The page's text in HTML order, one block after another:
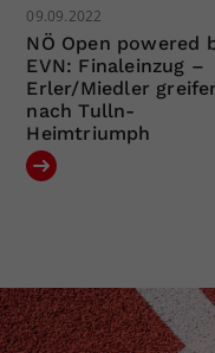
09.09.2022
NÖ Open powered
EVN: Finaleinzug –
Erler/Miedler
nach Tulln-
Heimtriumph